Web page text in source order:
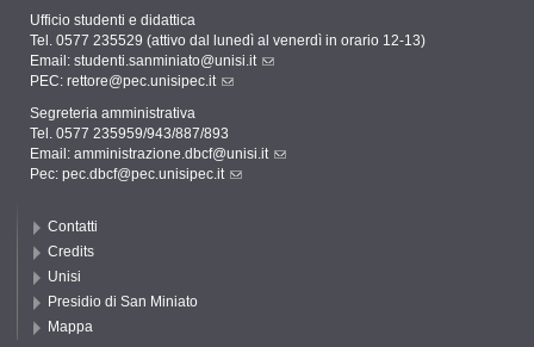
Ufficio studenti e didattica
Tel. 0577 235529 (attivo dal lunedì al venerdì in orario 12-13)
Email: studenti.sanminiato@unisi.it
PEC: rettore@pec.unisipec.it
Segreteria amministrativa
Tel. 0577 235959/943/887/893
Email: amministrazione.dbcf@unisi.it
Pec: pec.dbcf@pec.unisipec.it
Contatti
Credits
Unisi
Presidio di San Miniato
Mappa